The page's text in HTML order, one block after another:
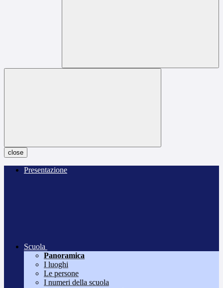
close
Presentazione
Scuola
Panoramica
I luoghi
Le persone
I numeri della scuola